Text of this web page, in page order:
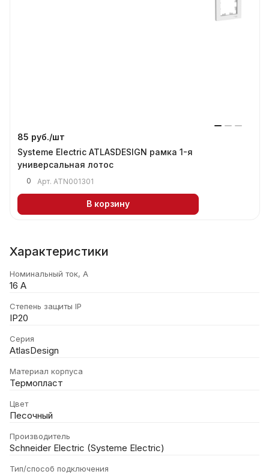
85 руб./шт
Systeme Electric ATLASDESIGN рамка 1-я
универсальная лотос
0 Арт. ATN001301
В корзину
Характеристики
Номинальный ток, А
16 А
Степень защиты IP
IP20
Серия
AtlasDesign
Материал корпуса
Термопласт
Цвет
Песочный
Производитель
Schneider Electric (Systeme Electric)
Тип/способ подключения